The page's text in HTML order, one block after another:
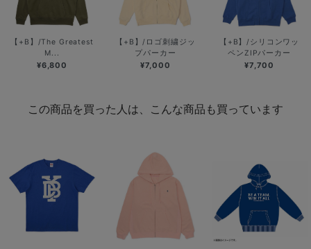
【+B】/The Greatest
M...
¥6,800
【+B】/ロゴ刺繍ジッ
プパーカー
¥7,000
【+B】/シリコンワッ
ペンZIPパーカー
¥7,700
この商品を買った人は、こんな商品も買っています